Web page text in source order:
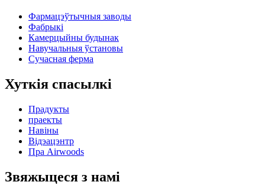
Фармацэўтычныя заводы
Фабрыкі
Камерцыйны будынак
Навучальныя ўстановы
Сучасная ферма
Хуткія спасылкі
Прадукты
праекты
Навіны
Відэацэнтр
Пра Airwoods
Звяжыцеся з намі